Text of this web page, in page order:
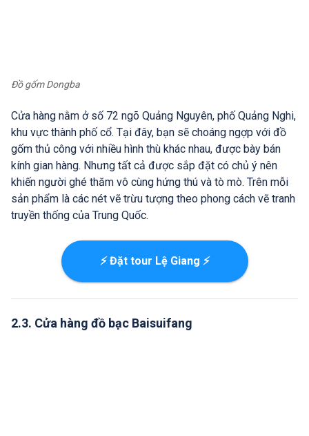
Đồ gốm Dongba
Cửa hàng nằm ở số 72 ngõ Quảng Nguyên, phố Quảng Nghi,
khu vực thành phố cổ. Tại đây, bạn sẽ choáng ngợp với đồ
gốm thủ công với nhiều hình thù khác nhau, được bày bán
kính gian hàng. Nhưng tất cả được sắp đặt có chủ ý nên
khiến người ghé thăm vô cùng hứng thú và tò mò. Trên mỗi
sản phẩm là các nét vẽ trừu tượng theo phong cách vẽ tranh
truyền thống của Trung Quốc.
⚡ Đặt tour Lệ Giang ⚡
2.3. Cửa hàng đồ bạc Baisuifang